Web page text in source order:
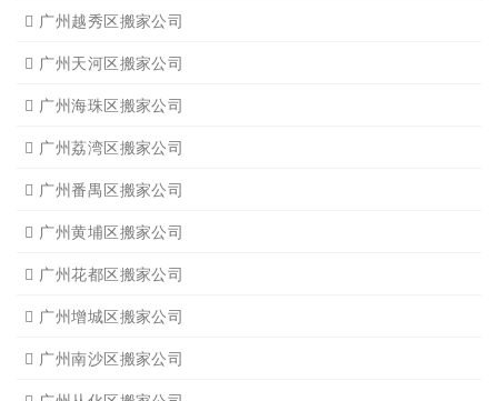
广州越秀区搬家公司
广州天河区搬家公司
广州海珠区搬家公司
广州荔湾区搬家公司
广州番禺区搬家公司
广州黄埔区搬家公司
广州花都区搬家公司
广州增城区搬家公司
广州南沙区搬家公司